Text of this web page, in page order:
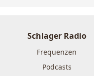
Schlager Radio
Frequenzen
Podcasts